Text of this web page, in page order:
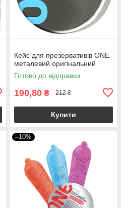
Кейс для презервативів ONE
металевий оригінальний
Готово до відправки
190,80 ₴ 212 ₴
Купити
–10%